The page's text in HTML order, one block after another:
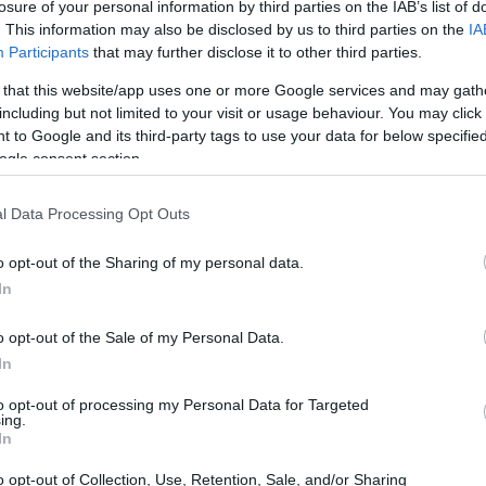
of your personal information by third parties on the IAB’s list of
This information may also be disclosed by us to third parties on the
Participants that may further disclose it to other third parties.
that this website/app uses one or more Google services and may
but not limited to your visit or usage behaviour. You may
to Google and its third-party tags to use your data for below
consent section.
Data Processing Opt Outs
opt-out of the Sharing of my personal data.
opt-out of the Sale of my Personal Data.
opt-out of processing my Personal Data for Targeted
opt-out of Collection, Use, Retention, Sale, and/or Sharing
por su aguda observación del
da Letra , editado por la poetaAlice
Letras. La presentación, que tuvo lugar
no solo la carpa principal, sino también
en su charla cómo los nombres y las
Con su característico humor,
qué pasaría si las cosas tuvieran